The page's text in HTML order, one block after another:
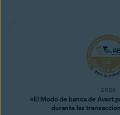
2026
«El Modo de banca de Avast
durante las